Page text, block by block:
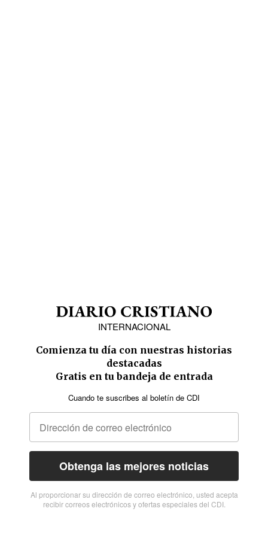
INTERNACIONAL
Comienza tu día con nuestras historias
destacadas
Gratis en tu bandeja de entrada
Cuando te suscribes al boletín de CDI
Obtenga las mejores noticias
Al proporcionar su dirección de correo electrónico, usted acepta
recibir correos electrónicos y ofertas especiales del CDI.